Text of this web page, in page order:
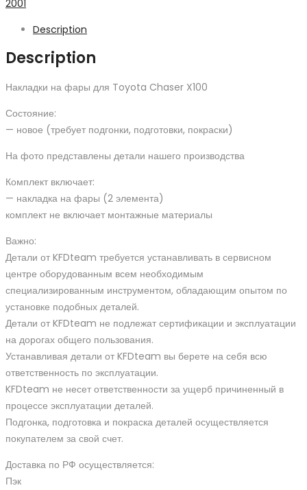
quantity
2001
Description
Description
Накладки на фары для Toyota Chaser X100
Состояние:
— новое (требует подгонки, подготовки, покраски)
На фото представлены детали нашего производства
Комплект включает:
— накладка на фары (2 элемента)
комплект не включает монтажные материалы
Важно:
Детали от KFDteam требуется устанавливать в сервисном
центре оборудованным всем необходимым
специализированным инструментом, обладающим опытом по
установке подобных деталей.
Детали от KFDteam не подлежат сертификации и эксплуатации
на дорогах общего пользования.
Устанавливая детали от KFDteam вы берете на себя всю
ответственность по эксплуатации.
KFDteam не несет ответственности за ущерб причиненный в
процессе эксплуатации деталей.
Подгонка, подготовка и покраска деталей осуществляется
покупателем за свой счет.
Доставка по РФ осуществляется:
Пэк